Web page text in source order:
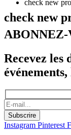
check new
check new
Recevez les
Instagram Pinterest